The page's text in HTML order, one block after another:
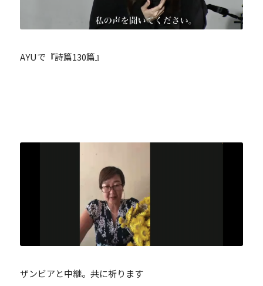
AYUで『詩篇130篇』
ザンビアと中継。共に祈ります